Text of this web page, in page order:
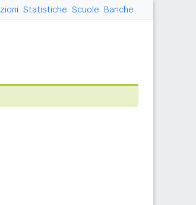
Statistiche Scuole Banche